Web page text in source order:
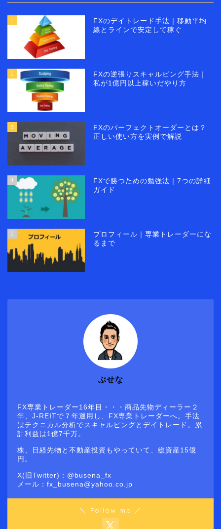
1
FXのデイトレード手法｜移動平均
線とラインで安定して稼ぐ
2
FXの逆張りスキャルピング手法｜
私が1億円以上稼いだやり方
3
FXのパーフェクトオーダーとは？
正しい使い方を実例で解説
4
FXで勝つための勉強法｜7つの詳細
ガイド
5
プロフィール｜専業トレーダーにな
るまで
ぶせな
FX専業トレーダー16年目・・・商品先物ディーラー２
年、J-REITで７年運用し、FX専業トレーダーへ。手法
はテクニカル分析でスキャルピングとデイトレード。累
計利益は1億7千万。
株、日経先物と不動産投資もやっていて、総資産15億
円。
X(旧Twitter)：@busena_fx
メール：fx_busena@yahoo.co.jp
＼ Follow me ／